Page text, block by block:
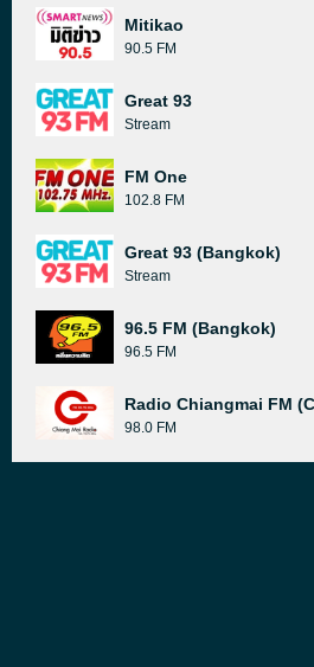
Mitikao
90.5 FM
Great 93
Stream
FM One
102.8 FM
Great 93 (Bangkok)
Stream
96.5 FM (Bangkok)
96.5 FM
Radio Chiangmai FM
98.0 FM